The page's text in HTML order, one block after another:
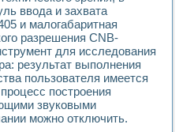
двигателей постоянного тока
стенд формирования
по курсу ИИС на базе
институты
ввода и захвата
и малогабаритная
разрешения CNB-
для исследования
результат выполнения
пользователя имеется
построения
звуковыми
можно отключить.